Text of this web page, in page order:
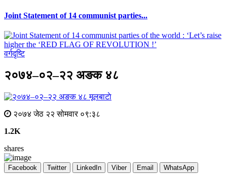
Joint Statement of 14 communist parties...
वर्गदृष्टि
२०७४–०२–२२ अङक ४८
मूलबाटाे
२०७४ जेठ २२ सोमवार ०९:३८
1.2K
shares
Facebook Twitter LinkedIn Viber Email WhatsApp